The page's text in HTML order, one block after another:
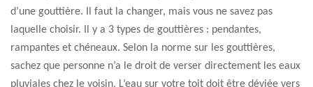
d’une gouttière. Il faut la changer, mais vous ne savez pas
laquelle choisir. Il y a 3 types de gouttières : pendantes,
rampantes et chéneaux. Selon la norme sur les gouttières,
sachez que personne n’a le droit de verser directement les eaux
pluviales chez le voisin. L’eau sur votre toit doit être déviée vers